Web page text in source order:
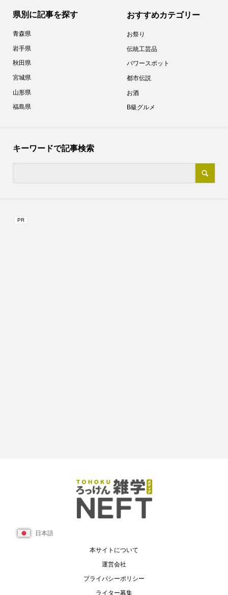
県別に記事を探す
青森県
岩手県
秋田県
宮城県
山形県
福島県
おすすめカテゴリー
お祭り
伝統工芸品
パワースポット
都市伝説
お酒
B級グルメ
キーワードで記事検索
日本語
本サイトについて
運営会社
プライバシーポリシー
ライター募集